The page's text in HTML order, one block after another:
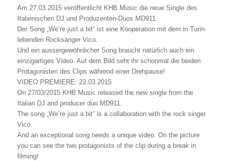
Am 27.03.2015 veröffentlicht KHB Music die neue Single des
Italienischen DJ und Produzenten-Duos MD911.
Der Song „We’re just a bit“ ist eine Kooperation mit dem in Turin
lebenden Rocksänger Vico.
Und ein aussergewöhnlicher Song braucht natürlich auch ein
einzigartiges Video. Auf dem Bild seht ihr schonmal die beiden
Protagonisten des Clips während einer Drehpause!
VIDEO PREMIERE: 22.03.2015
On 27/03/2015 KHB Music released the new single from the
Italian DJ and producer duo MD911.
The song „We’re just a bit“ is a collaboration with the rock singer
Vico.
And an exceptional song needs a unique video. On the picture
you can see the two protagonists of the clip during a break in
filming!